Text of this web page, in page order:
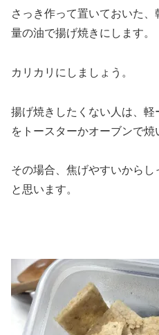
さっき作って置いておいた
量の油で揚げ焼きにします。
カリカリにしましょう。
揚げ焼きしたくない人は、
をトースターかオーブンで焼
その場合、焦げやすいから
と思います。